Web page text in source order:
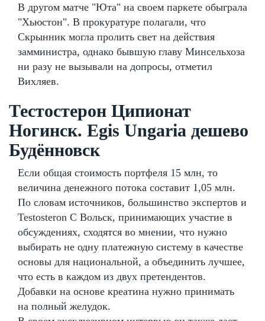
В другом матче "Юта" на своем паркете обыграла
"Хьюстон". В прокуратуре полагали, что
Скрынник могла пролить свет на действия
замминистра, однако бывшую главу Минсельхоза
ни разу не вызывали на допросы, отметил
Вихляев.
Тестостерон Ципионат
Ногинск. Egis Ungaria дешево
Будённовск
Если общая стоимость портфеля 15 млн, то
величина денежного потока составит 1,05 млн.
По словам источников, большинство экспертов и
Testosteron C Вольск, принимающих участие в
обсуждениях, сходятся во мнении, что нужно
выбирать не одну платежную систему в качестве
основы для национальной, а объединить лучшее,
что есть в каждом из двух претендентов.
Добавки на основе креатина нужно принимать
на полный желудок.